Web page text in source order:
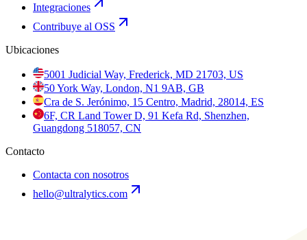
Integraciones
Contribuye al OSS
Ubicaciones
5001 Judicial Way, Frederick, MD 21703, US
50 York Way, London, N1 9AB, GB
Cra de S. Jerónimo, 15 Centro, Madrid, 28014, ES
6F, CR Land Tower D, 91 Kefa Rd, Shenzhen,
Guangdong 518057, CN
Contacto
Contacta con nosotros
hello@ultralytics.com